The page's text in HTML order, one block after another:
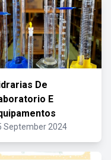
De
E
September 2024